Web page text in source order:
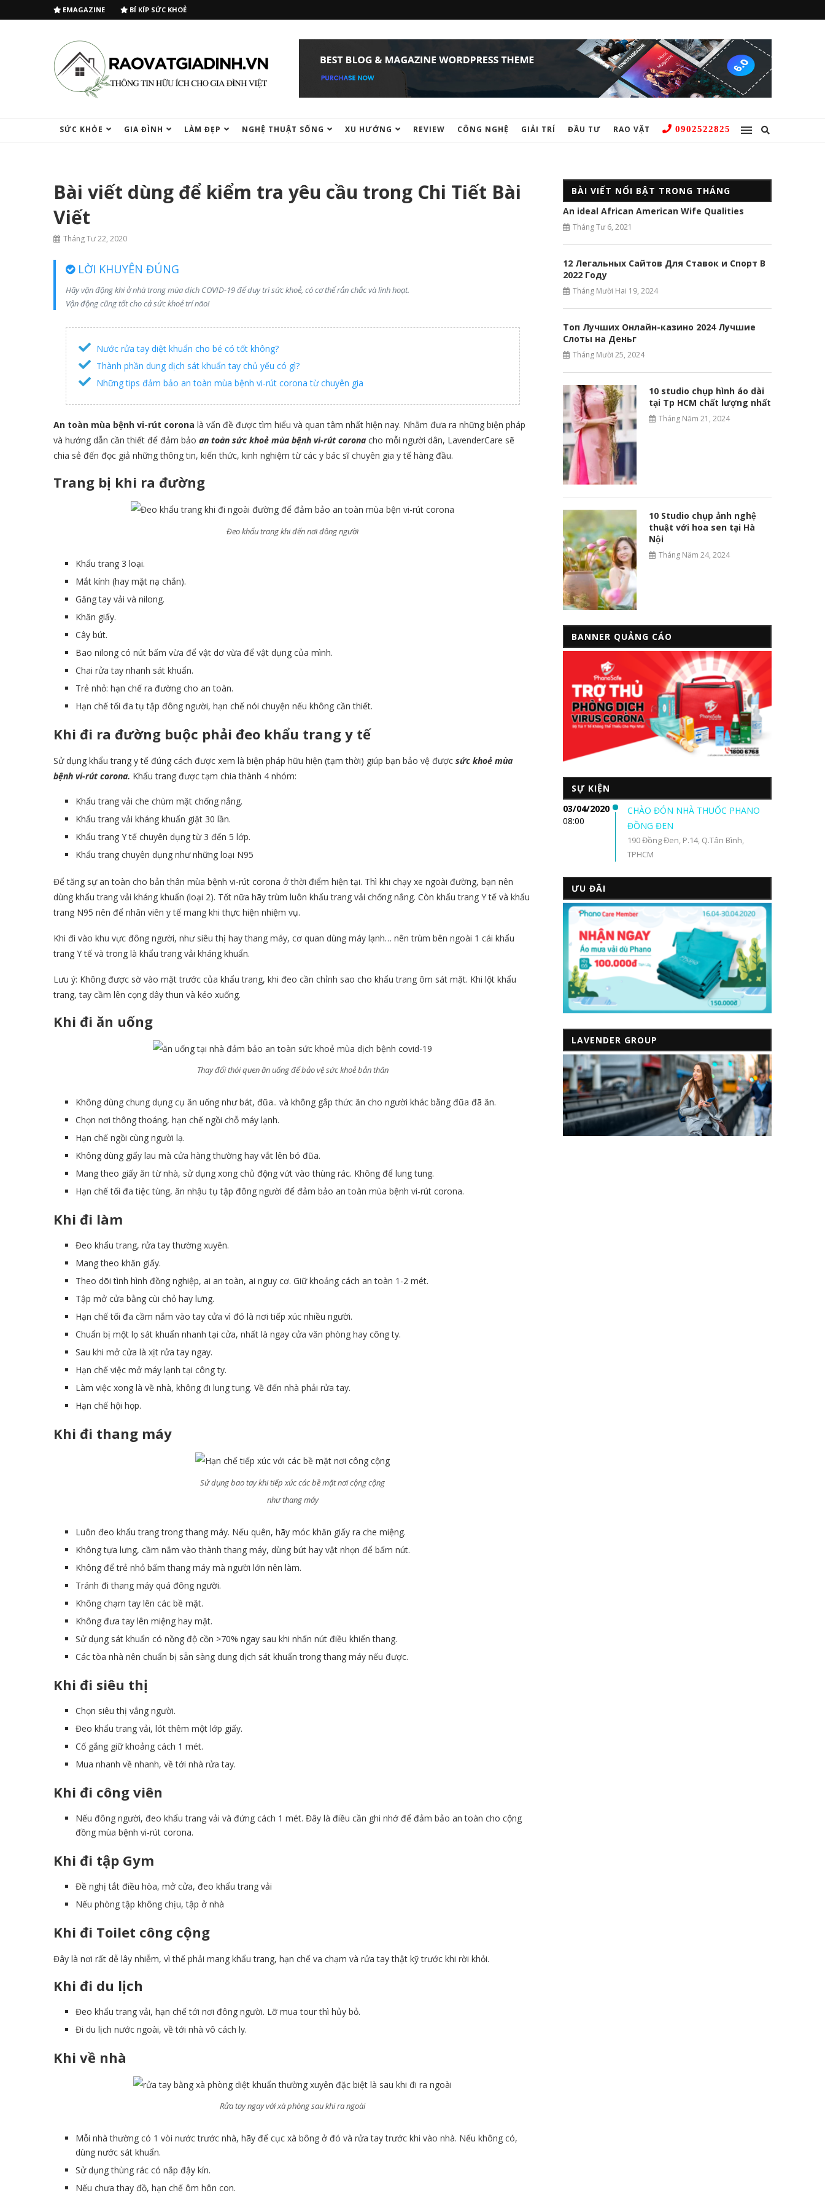
EMAGAZINE BÍ KÍP SỨC KHOẺ
SỨC KHỎE GIA ĐÌNH LÀM ĐẸP NGHỆ THUẬT SỐNG XU HƯỚNG REVIEW CÔNG NGHỆ GIẢI TRÍ ĐẦU TƯ RAO VẶT 0902522825
Bài viết dùng để kiểm tra yêu cầu trong Chi Tiết Bài
Viết
Tháng Tư 22, 2020
LỜI KHUYÊN ĐÚNG
Hãy vận động khi ở nhà trong mùa dịch COVID-19 để duy trì sức khoẻ, có cơ thể rắn chắc và linh hoạt.
Vận động cũng tốt cho cả sức khoẻ trí não!
Nước rửa tay diệt khuẩn cho bé có tốt không?
Thành phần dung dịch sát khuẩn tay chủ yếu có gì?
Những tips đảm bảo an toàn mùa bệnh vi-rút corona từ chuyên gia
An toàn mùa bệnh vi-rút corona là vấn đề được tìm hiểu và quan tâm nhất hiện nay. Nhằm đưa ra những biện pháp
và hướng dẫn cần thiết để đảm bảo an toàn sức khoẻ mùa bệnh vi-rút corona cho mỗi người dân, LavenderCare sẽ
chia sẻ đến đọc giả những thông tin, kiến thức, kinh nghiệm từ các y bác sĩ chuyên gia y tế hàng đầu.
Trang bị khi ra đường
Đeo khẩu trang khi đến nơi đông người
Khẩu trang 3 loại.
Mắt kính (hay mặt nạ chắn).
Găng tay vải và nilong.
Khăn giấy.
Cây bút.
Bao nilong có nút bấm vừa để vật dơ vừa để vật dụng của mình.
Chai rửa tay nhanh sát khuẩn.
Trẻ nhỏ: hạn chế ra đường cho an toàn.
Hạn chế tối đa tụ tập đông người, hạn chế nói chuyện nếu không cần thiết.
Khi đi ra đường buộc phải đeo khẩu trang y tế
Sử dụng khẩu trang y tế đúng cách được xem là biện pháp hữu hiện (tạm thời) giúp bạn bảo vệ được sức khoẻ mùa
bệnh vi-rút corona. Khẩu trang được tạm chia thành 4 nhóm:
Khẩu trang vải che chùm mặt chống nắng.
Khẩu trang vải kháng khuẩn giặt 30 lần.
Khẩu trang Y tế chuyên dụng từ 3 đến 5 lớp.
Khẩu trang chuyên dụng như những loại N95
Để tăng sự an toàn cho bản thân mùa bệnh vi-rút corona ở thời điểm hiện tại. Thì khi chạy xe ngoài đường, bạn nên
dùng khẩu trang vải kháng khuẩn (loại 2). Tốt nữa hãy trùm luôn khẩu trang vải chống nắng. Còn khẩu trang Y tế và khẩu
trang N95 nên để nhân viên y tế mang khi thực hiện nhiệm vụ.
Khi đi vào khu vực đông người, như siêu thị hay thang máy, cơ quan dùng máy lạnh… nên trùm bên ngoài 1 cái khẩu
trang Y tế và trong là khẩu trang vải kháng khuẩn.
Lưu ý: Không được sờ vào mặt trước của khẩu trang, khi đeo cần chỉnh sao cho khẩu trang ôm sát mặt. Khi lột khẩu
trang, tay cầm lên cọng dây thun và kéo xuống.
Khi đi ăn uống
Thay đổi thói quen ăn uống để bảo vệ sức khoẻ bản thân
Không dùng chung dụng cụ ăn uống như bát, đũa.. và không gắp thức ăn cho người khác bằng đũa đã ăn.
Chọn nơi thông thoáng, hạn chế ngồi chỗ máy lạnh.
Hạn chế ngồi cùng người lạ.
Không dùng giấy lau mà cửa hàng thường hay vắt lên bó đũa.
Mang theo giấy ăn từ nhà, sử dụng xong chủ động vứt vào thùng rác. Không để lung tung.
Hạn chế tối đa tiệc tùng, ăn nhậu tụ tập đông người để đảm bảo an toàn mùa bệnh vi-rút corona.
Khi đi làm
Đeo khẩu trang, rửa tay thường xuyên.
Mang theo khăn giấy.
Theo dõi tình hình đồng nghiệp, ai an toàn, ai nguy cơ. Giữ khoảng cách an toàn 1-2 mét.
Tập mở cửa bằng cùi chỏ hay lưng.
Hạn chế tối đa cầm nắm vào tay cửa vì đó là nơi tiếp xúc nhiều người.
Chuẩn bị một lọ sát khuẩn nhanh tại cửa, nhất là ngay cửa văn phòng hay công ty.
Sau khi mở cửa là xịt rửa tay ngay.
Hạn chế việc mở máy lạnh tại công ty.
Làm việc xong là về nhà, không đi lung tung. Về đến nhà phải rửa tay.
Hạn chế hội họp.
Khi đi thang máy
Sử dụng bao tay khi tiếp xúc các bề mặt nơi cộng cộng
như thang máy
Luôn đeo khẩu trang trong thang máy. Nếu quên, hãy móc khăn giấy ra che miệng.
Không tựa lưng, cầm nắm vào thành thang máy, dùng bút hay vật nhọn để bấm nút.
Không để trẻ nhỏ bấm thang máy mà người lớn nên làm.
Tránh đi thang máy quá đông người.
Không chạm tay lên các bề mặt.
Không đưa tay lên miệng hay mặt.
Sử dụng sát khuẩn có nồng độ cồn >70% ngay sau khi nhấn nút điều khiển thang.
Các tòa nhà nên chuẩn bị sẵn sàng dung dịch sát khuẩn trong thang máy nếu được.
Khi đi siêu thị
Chọn siêu thị vắng người.
Đeo khẩu trang vải, lót thêm một lớp giấy.
Cố gắng giữ khoảng cách 1 mét.
Mua nhanh về nhanh, về tới nhà rửa tay.
Khi đi công viên
Nếu đông người, đeo khẩu trang vải và đứng cách 1 mét. Đây là điều cần ghi nhớ để đảm bảo an toàn cho cộng
đồng mùa bệnh vi-rút corona.
Khi đi tập Gym
Đề nghị tắt điều hòa, mở cửa, đeo khẩu trang vải
Nếu phòng tập không chịu, tập ở nhà
Khi đi Toilet công cộng
Đây là nơi rất dễ lây nhiễm, vì thế phải mang khẩu trang, hạn chế va chạm và rửa tay thật kỹ trước khi rời khỏi.
Khi đi du lịch
Đeo khẩu trang vải, hạn chế tới nơi đông người. Lỡ mua tour thì hủy bỏ.
Đi du lịch nước ngoài, về tới nhà vô cách ly.
Khi về nhà
Rửa tay ngay với xà phòng sau khi ra ngoài
Mỗi nhà thường có 1 vòi nước trước nhà, hãy để cục xà bông ở đó và rửa tay trước khi vào nhà. Nếu không có,
dùng nước sát khuẩn.
Sử dụng thùng rác có nắp đậy kín.
Nếu chưa thay đồ, hạn chế ôm hôn con.
BÀI VIẾT NỔI BẬT TRONG THÁNG
An ideal African American Wife Qualities
Tháng Tư 6, 2021
12 Легальных Сайтов Для Ставок и Спорт В
2022 Году
Tháng Mười Hai 19, 2024
Топ Лучших Онлайн-казино 2024 Лучшие
Слоты на Деньг
Tháng Mười 25, 2024
10 studio chụp hình áo dài
tại Tp HCM chất lượng nhất
Tháng Năm 21, 2024
10 Studio chụp ảnh nghệ
thuật với hoa sen tại Hà
Nội
Tháng Năm 24, 2024
BANNER QUẢNG CÁO
SỰ KIỆN
03/04/2020
08:00
CHÀO ĐÓN NHÀ THUỐC PHANO
ĐỒNG ĐEN
190 Đồng Đen, P.14, Q.Tân Bình,
TPHCM
ƯU ĐÃI
LAVENDER GROUP